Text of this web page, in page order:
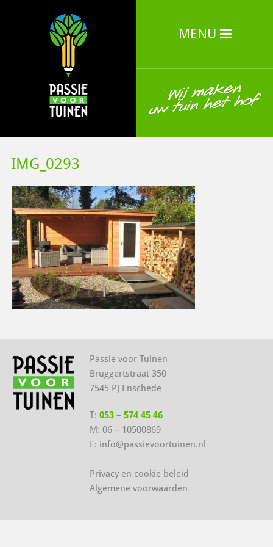
MENU
IMG_0293
Passie voor Tuinen
Bruggertstraat 350
7545 PJ Enschede
T: 053 – 574 45 46
M: 06 – 10500869
E: info@passievoortuinen.nl
Privacy en cookie beleid
Algemene voorwaarden